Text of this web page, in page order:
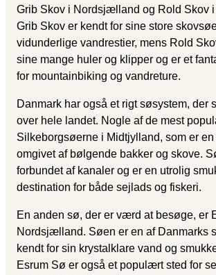
Grib Skov i Nordsjælland og Rold Skov
Grib Skov er kendt for sine store
vidunderlige vandrestier, mens Rold
sine mange huler og klipper og er et
for mountainbiking og vandreture.
Danmark har også et rigt søsystem, der
over hele landet. Nogle af de mest
Silkeborgsøerne i Midtjylland, som er
omgivet af bølgende bakker og skove.
forbundet af kanaler og er en utrolig
destination for både sejlads og fiskeri.
En anden sø, der er værd at besøge, er
Nordsjælland. Søen er en af Danmarks
kendt for sin krystalklare vand og
Esrum Sø er også et populært sted for